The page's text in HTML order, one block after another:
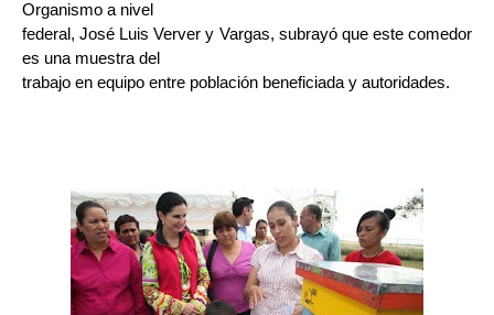
Organismo a nivel
federal, José Luis Verver y Vargas, subrayó que este comedor
es una muestra del
trabajo en equipo entre población beneficiada y autoridades.